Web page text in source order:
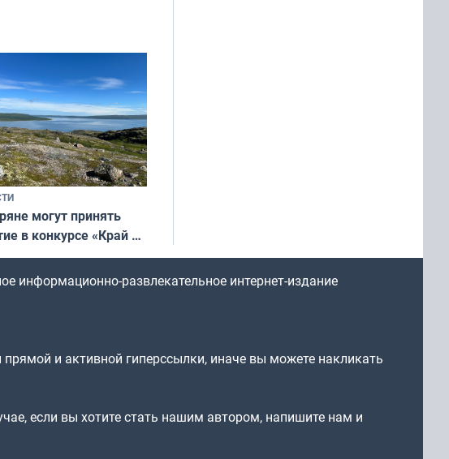
могут принять
в конкурсе «Край у
границы: фотогид
округу»
информационно-развлекательное интернет-издание
и активной гиперссылки, иначе вы можете накликать
если вы хотите стать нашим автором, напишите нам и